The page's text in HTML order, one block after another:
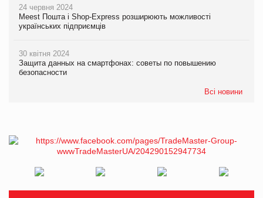
24 червня 2024
Meest Пошта і Shop-Express розширюють можливості
українських підприємців
30 квітня 2024
Защита данных на смартфонах: советы по повышению
безопасности
Всі новини